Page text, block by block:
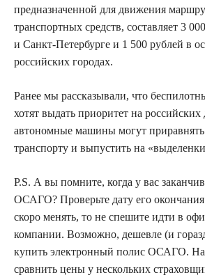
предназначенной для движения
транспортных средств, составляет 3
и Санкт-Петербурге и 1 500 рублей в
российских городах.
Ранее мы рассказывали, что
хотят выдать приоритет на
автономные машины могут
транспорту и выпустить на
P.S. А вы помните, когда у вас
ОСАГО? Проверьте дату его
скоро менять, то не спешите идти в
компании. Возможно, дешевле (и
купить электронный полис ОСАГО.
сравнить цены у нескольких